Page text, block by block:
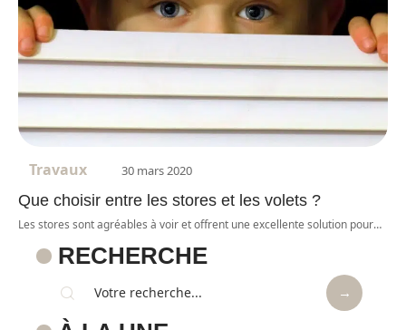
Travaux 30 mars 2020
Que choisir entre les stores et les volets ?
Les stores sont agréables à voir et offrent une excellente solution pour…
RECHERCHE